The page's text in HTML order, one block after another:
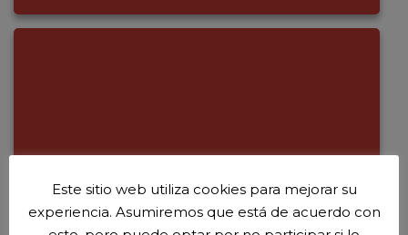
Este sitio web utiliza cookies para mejorar su
experiencia. Asumiremos que está de acuerdo con